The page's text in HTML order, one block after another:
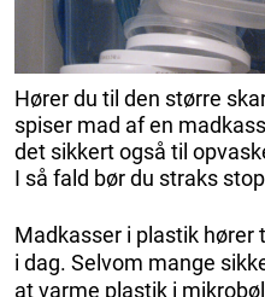
Hører du til den større
spiser mad af en
det sikkert også til
I så fald bør du straks
Madkasser i plastik hører
i dag. Selvom mange
at varme plastik i